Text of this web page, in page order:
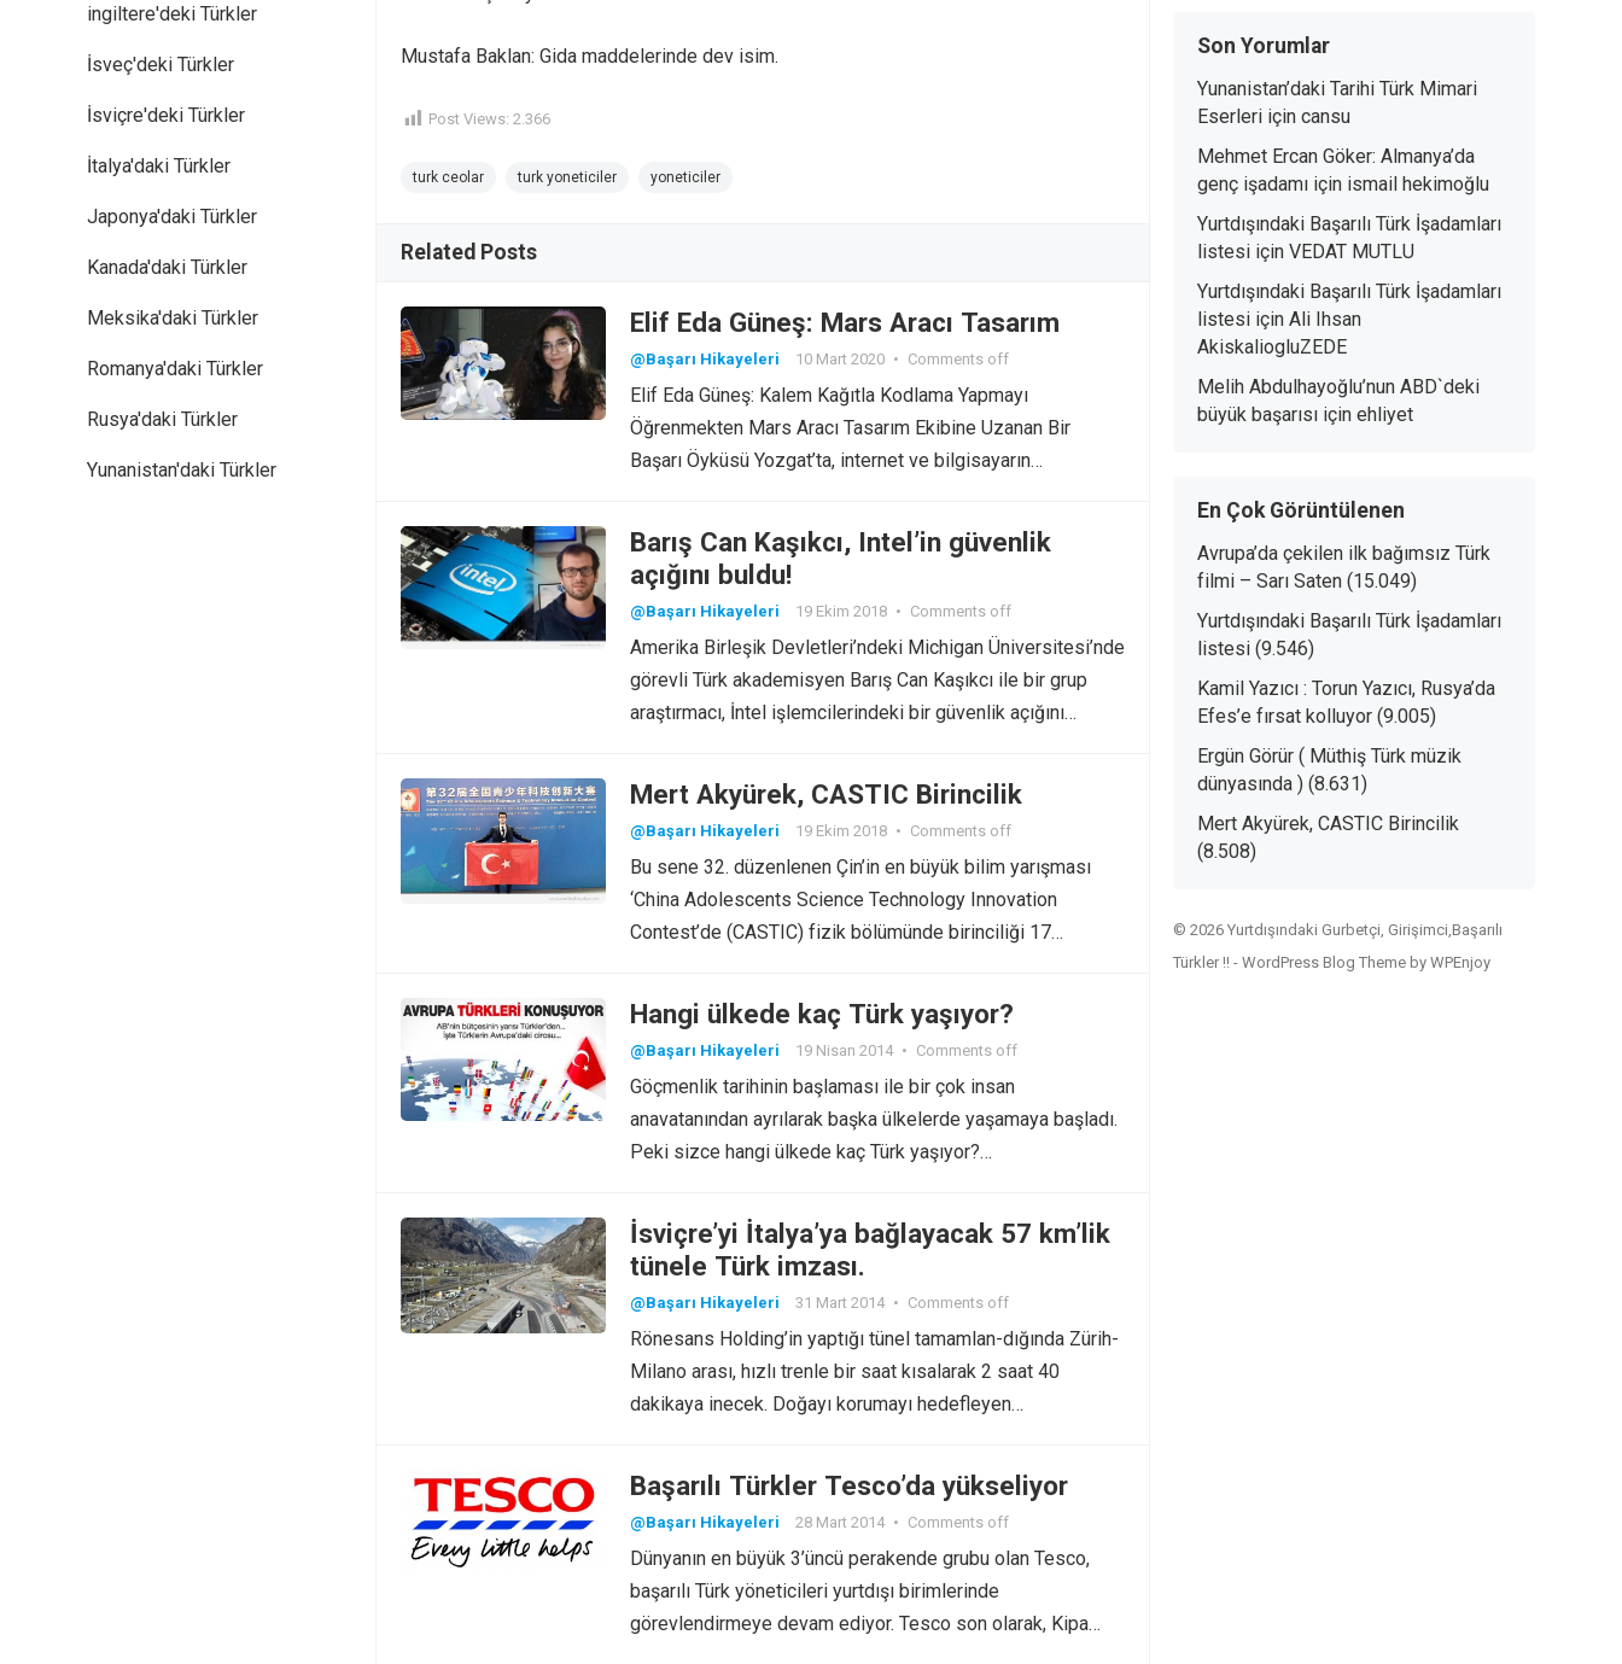
ingiltere'deki Türkler
İsveç'deki Türkler
İsviçre'deki Türkler
İtalya'daki Türkler
Japonya'daki Türkler
Kanada'daki Türkler
Meksika'daki Türkler
Romanya'daki Türkler
Rusya'daki Türkler
Yunanistan'daki Türkler
Mustafa Baklan: Gida maddelerinde dev isim.
Post Views: 2.366
turk ceolar turk yoneticiler yoneticiler
Related Posts
Elif Eda Güneş: Mars Aracı Tasarım
@Başarı Hikayeleri 10 Mart 2020 • Comments off
Elif Eda Güneş: Kalem Kağıtla Kodlama Yapmayı
Öğrenmekten Mars Aracı Tasarım Ekibine Uzanan Bir
Başarı Öyküsü Yozgat’ta, internet ve bilgisayarın…
Barış Can Kaşıkcı, Intel’in güvenlik
açığını buldu!
@Başarı Hikayeleri 19 Ekim 2018 • Comments off
Amerika Birleşik Devletleri’ndeki Michigan Üniversitesi’nde
görevli Türk akademisyen Barış Can Kaşıkcı ile bir grup
araştırmacı, İntel işlemcilerindeki bir güvenlik açığını…
Mert Akyürek, CASTIC Birincilik
@Başarı Hikayeleri 19 Ekim 2018 • Comments off
Bu sene 32. düzenlenen Çin’in en büyük bilim yarışması
‘China Adolescents Science Technology Innovation
Contest’de (CASTIC) fizik bölümünde birinciliği 17…
Hangi ülkede kaç Türk yaşıyor?
@Başarı Hikayeleri 19 Nisan 2014 • Comments off
Göçmenlik tarihinin başlaması ile bir çok insan
anavatanından ayrılarak başka ülkelerde yaşamaya başladı.
Peki sizce hangi ülkede kaç Türk yaşıyor?…
İsviçre’yi İtalya’ya bağlayacak 57 km’lik
tünele Türk imzası.
@Başarı Hikayeleri 31 Mart 2014 • Comments off
Rönesans Holding’in yaptığı tünel tamamlan-dığında Zürih-
Milano arası, hızlı trenle bir saat kısalarak 2 saat 40
dakikaya inecek. Doğayı korumayı hedefleyen…
Başarılı Türkler Tesco’da yükseliyor
@Başarı Hikayeleri 28 Mart 2014 • Comments off
Dünyanın en büyük 3’üncü perakende grubu olan Tesco,
başarılı Türk yöneticileri yurtdışı birimlerinde
görevlendirmeye devam ediyor. Tesco son olarak, Kipa…
Son Yorumlar
Yunanistan’daki Tarihi Türk Mimari
Eserleri için cansu
Mehmet Ercan Göker: Almanya’da
genç işadamı için ismail hekimoğlu
Yurtdışındaki Başarılı Türk İşadamları
listesi için VEDAT MUTLU
Yurtdışındaki Başarılı Türk İşadamları
listesi için Ali Ihsan
AkiskaliogluZEDE
Melih Abdulhayoğlu’nun ABD`deki
büyük başarısı için ehliyet
En Çok Görüntülenen
Avrupa’da çekilen ilk bağımsız Türk
filmi – Sarı Saten (15.049)
Yurtdışındaki Başarılı Türk İşadamları
listesi (9.546)
Kamil Yazıcı : Torun Yazıcı, Rusya’da
Efes’e fırsat kolluyor (9.005)
Ergün Görür ( Müthiş Türk müzik
dünyasında ) (8.631)
Mert Akyürek, CASTIC Birincilik
(8.508)
© 2026 Yurtdışındaki Gurbetçi, Girişimci,Başarılı
Türkler !! - WordPress Blog Theme by WPEnjoy